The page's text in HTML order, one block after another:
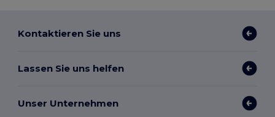
Kontaktieren Sie uns
Lassen Sie uns helfen
Unser Unternehmen